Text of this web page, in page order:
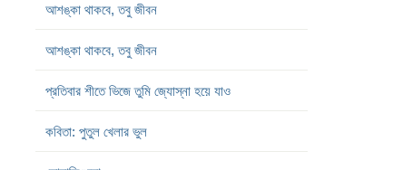
আশঙ্কা থাকবে, তবু জীবন
আশঙ্কা থাকবে, তবু জীবন
প্রতিবার শীতে ভিজে তুমি জ্যোস্না হয়ে যাও
কবিতা: পুতুল খেলার ভুল